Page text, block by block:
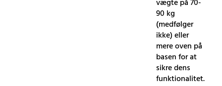
vægte på 70-
90 kg
(medfølger
ikke) eller
mere oven på
basen for at
sikre dens
funktionalitet.